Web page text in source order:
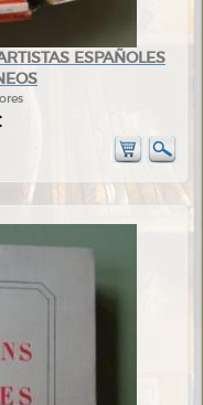
ESPAÑOLES